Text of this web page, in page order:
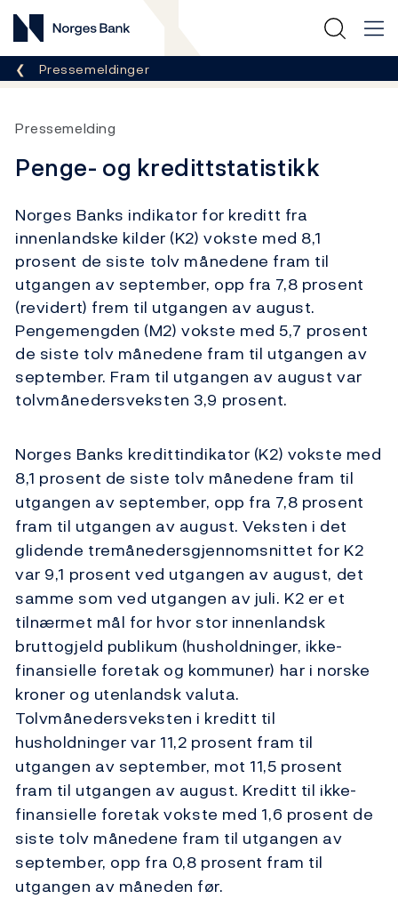
Norges Bank
Her er du nå:
Pressemeldinger
Pressemelding
Penge- og kredittstatistikk
Norges Banks indikator for kreditt fra
innenlandske kilder (K2) vokste med 8,1
prosent de siste tolv månedene fram til
utgangen av september, opp fra 7,8 prosent
(revidert) frem til utgangen av august.
Pengemengden (M2) vokste med 5,7 prosent
de siste tolv månedene fram til utgangen av
september. Fram til utgangen av august var
tolvmånedersveksten 3,9 prosent.
Norges Banks kredittindikator (K2) vokste med
8,1 prosent de siste tolv månedene fram til
utgangen av september, opp fra 7,8 prosent
fram til utgangen av august. Veksten i det
glidende tremånedersgjennomsnittet for K2
var 9,1 prosent ved utgangen av august, det
samme som ved utgangen av juli. K2 er et
tilnærmet mål for hvor stor innenlandsk
bruttogjeld publikum (husholdninger, ikke-
finansielle foretak og kommuner) har i norske
kroner og utenlandsk valuta.
Tolvmånedersveksten i kreditt til
husholdninger var 11,2 prosent fram til
utgangen av september, mot 11,5 prosent
fram til utgangen av august. Kreditt til ikke-
finansielle foretak vokste med 1,6 prosent de
siste tolv månedene fram til utgangen av
september, opp fra 0,8 prosent fram til
utgangen av måneden før.